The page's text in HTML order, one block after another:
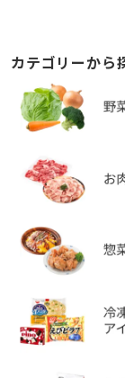
カテゴリーから